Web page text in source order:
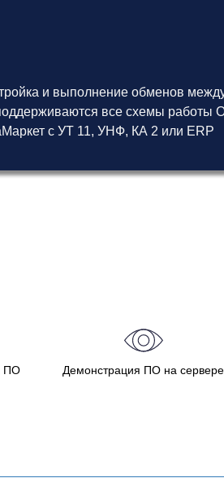
и выполнение обменов
все схемы работы
сУТ 11,УНФ, КА 2 или ERP
ПО Демонстрация ПО на сервере